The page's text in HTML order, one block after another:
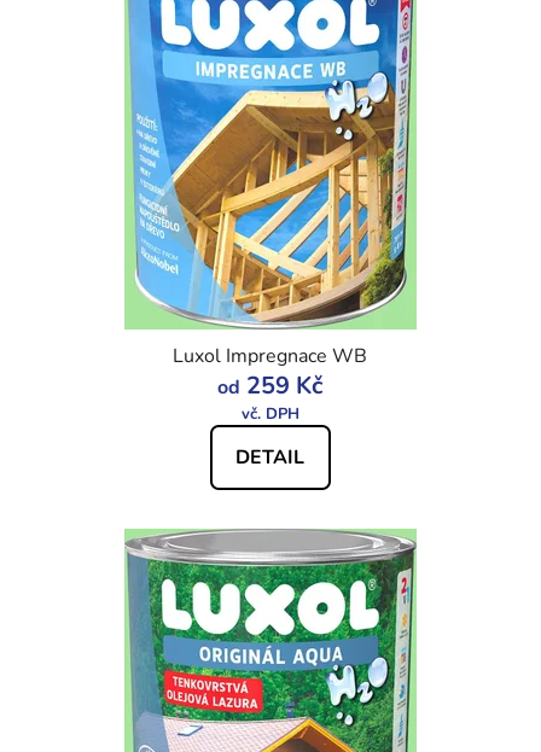
Luxol Impregnace WB
od 259 Kč
DETAIL